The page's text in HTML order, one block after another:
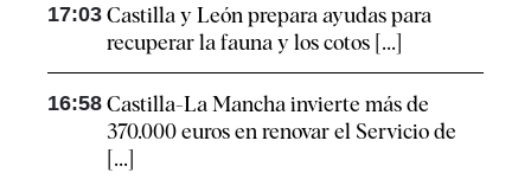
17:03 Castilla y León prepara ayudas para
recuperar la fauna y los cotos [...]
16:58 Castilla-La Mancha invierte más de
370.000 euros en renovar el Servicio de
[...]